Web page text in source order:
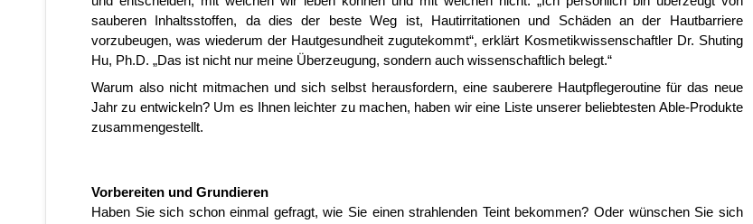
sauberen Inhaltsstoffen, da dies der beste Weg ist, Hautirritationen und Schäden an der Hautbarriere
vorzubeugen, was wiederum der Hautgesundheit zugutekommt“, erklärt Kosmetikwissenschaftler Dr. Shuting
Hu, Ph.D. „Das ist nicht nur meine Überzeugung, sondern auch wissenschaftlich belegt.“
Warum also nicht mitmachen und sich selbst herausfordern, eine sauberere Hautpflegeroutine für das neue
Jahr zu entwickeln? Um es Ihnen leichter zu machen, haben wir eine Liste unserer beliebtesten Able-Produkte
zusammengestellt.
Vorbereiten und Grundieren
Haben Sie sich schon einmal gefragt, wie Sie einen strahlenden Teint bekommen? Oder wünschen Sie sich